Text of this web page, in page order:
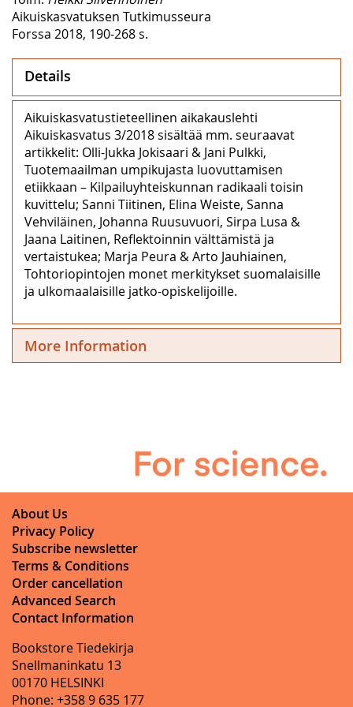
Aikuiskasvatuksen Tutkimusseura
Forssa 2018, 190-268 s.
Details
Aikuiskasvatustieteellinen aikakauslehti
Aikuiskasvatus 3/2018 sisältää mm. seuraavat
artikkelit: Olli-Jukka Jokisaari & Jani Pulkki,
Tuotemaailman umpikujasta luovuttamisen
etiikkaan – Kilpailuyhteiskunnan radikaali toisin
kuvittelu; Sanni Tiitinen, Elina Weiste, Sanna
Vehviläinen, Johanna Ruusuvuori, Sirpa Lusa &
Jaana Laitinen, Reflektoinnin välttämistä ja
vertaistukea; Marja Peura & Arto Jauhiainen,
Tohtoriopintojen monet merkitykset suomalaisille
ja ulkomaalaisille jatko-opiskelijoille.
More Information
About Us
Privacy Policy
Subscribe newsletter
Terms & Conditions
Order cancellation
Advanced Search
Contact Information
Bookstore Tiedekirja
Snellmaninkatu 13
00170 HELSINKI
Phone: +358 9 635 177